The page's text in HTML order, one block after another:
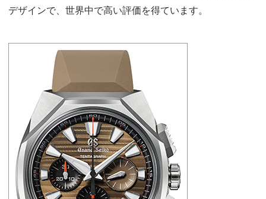
デザインで、世界中で高い評価を得ています。